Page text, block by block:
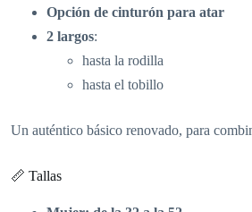
Opción de cinturón para atar
2 largos:
hasta la rodilla
hasta el tobillo
Un auténtico básico renovado, para
📏 Tallas